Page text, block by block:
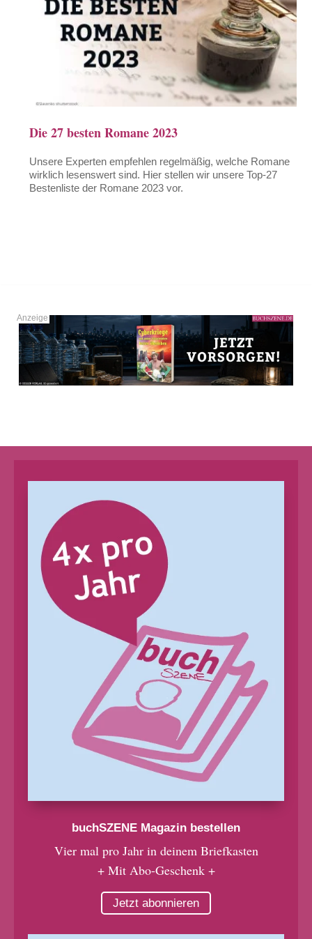
Die 27 besten Romane 2023
Unsere Experten empfehlen regelmäßig, welche Romane
wirklich lesenswert sind. Hier stellen wir unsere Top-27
Bestenliste der Romane 2023 vor.
buchSZENE Magazin bestellen
Vier mal pro Jahr in deinem Briefkasten
+ Mit Abo-Geschenk +
Jetzt abonnieren